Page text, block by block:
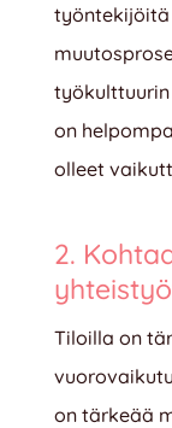
on
olleet
2.
Tiloilla on
on tärkeää